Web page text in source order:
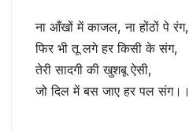
ना आँखों में काजल, ना होंठों पे रंग,
फिर भी तू लगे हर किसी के संग,
तेरी सादगी की खुशबू ऐसी,
जो दिल में बस जाए हर पल संग।।